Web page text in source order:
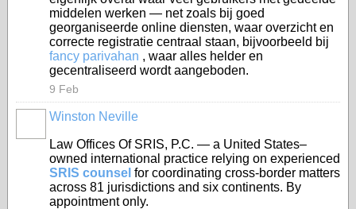
middelen werken — net zoals bij goed
georganiseerde online diensten, waar overzicht en
correcte registratie centraal staan, bijvoorbeeld bij
fancy parivahan , waar alles helder en
gecentraliseerd wordt aangeboden.
9 Feb
Winston Neville
Law Offices Of SRIS, P.C. — a United States–
owned international practice relying on experienced
SRIS counsel for coordinating cross-border matters
across 81 jurisdictions and six continents. By
appointment only.